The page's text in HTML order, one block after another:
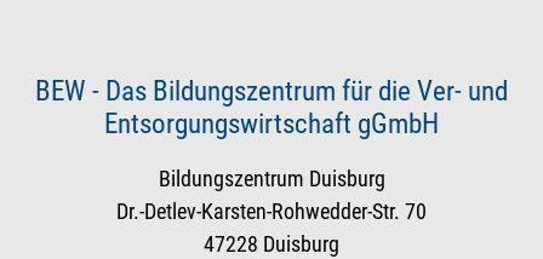
BEW - Das Bildungszentrum für die Ver- und
Entsorgungswirtschaft gGmbH
Bildungszentrum Duisburg
Dr.-Detlev-Karsten-Rohwedder-Str. 70
47228 Duisburg